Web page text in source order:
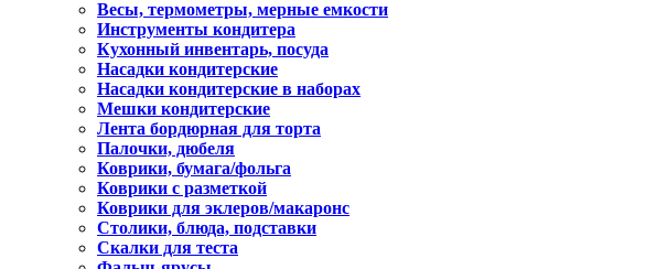
Весы, термометры, мерные емкости
Инструменты кондитера
Кухонный инвентарь, посуда
Насадки кондитерские
Насадки кондитерские в наборах
Мешки кондитерские
Лента бордюрная для торта
Палочки, дюбеля
Коврики, бумага/фольга
Коврики с разметкой
Коврики для эклеров/макаронс
Столики, блюда, подставки
Скалки для теста